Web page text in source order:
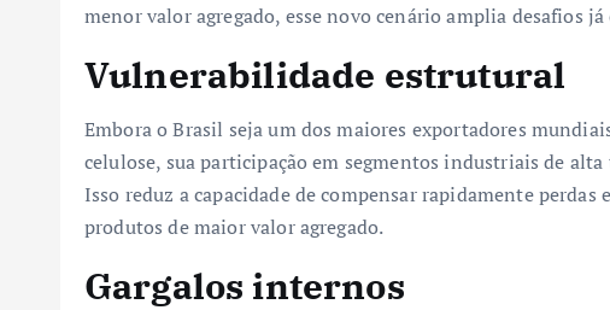
menor valor agregado, esse novo cenário amplia desafios
Vulnerabilidade estrutural
Embora o Brasil seja um dos maiores exportadores
celulose, sua participação em segmentos industriais de
Isso reduz a capacidade de compensar rapidamente
produtos de maior valor agregado.
Gargalos internos